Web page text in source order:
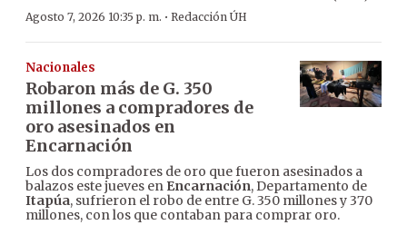
Agosto 7, 2026 10:35 p. m. · Redacción ÚH
Nacionales
Robaron más de G. 350
millones a compradores de
oro asesinados en
Encarnación
Los dos compradores de oro que fueron asesinados a
balazos este jueves en Encarnación, Departamento de
Itapúa, sufrieron el robo de entre G. 350 millones y 370
millones, con los que contaban para comprar oro.